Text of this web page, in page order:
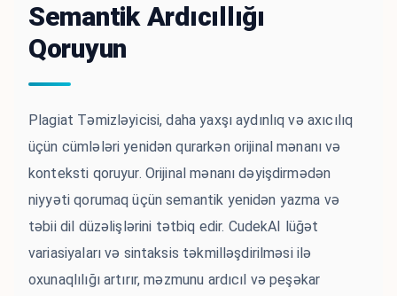
Semantik Ardıcıllığı
Qoruyun
Plagiat Təmizləyicisi, daha yaxşı aydınlıq və axıcılıq
üçün cümlələri yenidən qurarkən orijinal mənanı və
konteksti qoruyur. Orijinal mənanı dəyişdirmədən
niyyəti qorumaq üçün semantik yenidən yazma və
təbii dil düzəlişlərini tətbiq edir. CudekAI lüğət
variasiyaları və sintaksis təkmilləşdirilməsi ilə
oxunaqlılığı artırır, məzmunu ardıcıl və peşəkar